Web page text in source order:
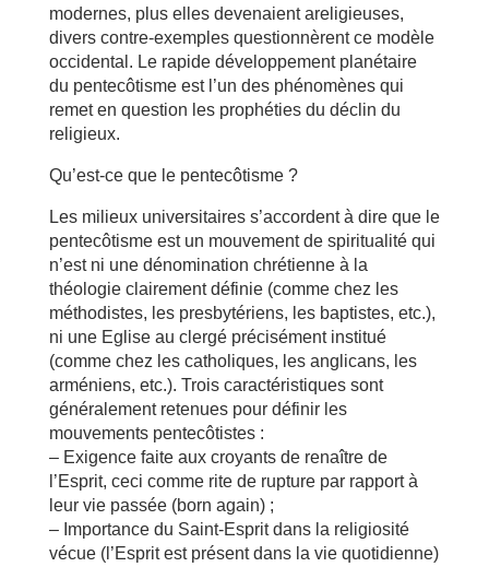
modernes, plus elles devenaient areligieuses,
divers contre-exemples questionnèrent ce modèle
occidental. Le rapide développement planétaire
du pentecôtisme est l’un des phénomènes qui
remet en question les prophéties du déclin du
religieux.
Qu’est-ce que le pentecôtisme ?
Les milieux universitaires s’accordent à dire que le
pentecôtisme est un mouvement de spiritualité qui
n’est ni une dénomination chrétienne à la
théologie clairement définie (comme chez les
méthodistes, les presbytériens, les baptistes, etc.),
ni une Eglise au clergé précisément institué
(comme chez les catholiques, les anglicans, les
arméniens, etc.). Trois caractéristiques sont
généralement retenues pour définir les
mouvements pentecôtistes :
– Exigence faite aux croyants de renaître de
l’Esprit, ceci comme rite de rupture par rapport à
leur vie passée (born again) ;
– Importance du Saint-Esprit dans la religiosité
vécue (l’Esprit est présent dans la vie quotidienne)